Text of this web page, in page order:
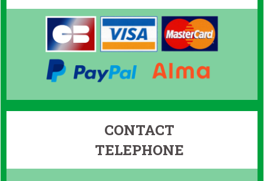
CONTACT
TELEPHONE